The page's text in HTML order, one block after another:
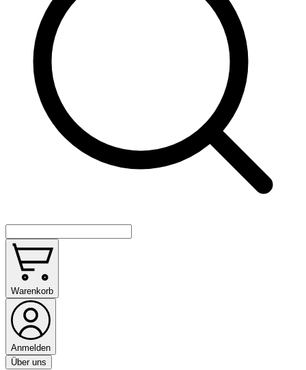
Warenkorb
Anmelden
Über uns